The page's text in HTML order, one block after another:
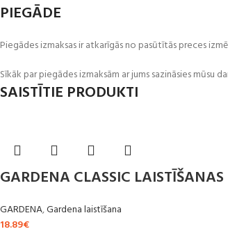
PIEGĀDE
Piegādes izmaksas ir atkarīgās no pasūtītās preces
Sīkāk par piegādes izmaksām ar jums sazināsies mūsu
SAISTĪTIE PRODUKTI
GARDENA CLASSIC LAISTĪŠANAS
GARDENA,Gardena laistīšana
18.89€